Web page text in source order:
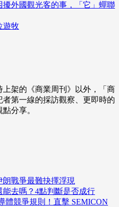
外國觀光客的事，「它」蟬聯
遊牧
架的《商業周刊》以外，「商
第一線的採訪觀察、 更即時的
分享。
朗戰爭最難抉擇浮現
去嗎？4點判斷是否成行
體競爭規則！直擊 SEMICON